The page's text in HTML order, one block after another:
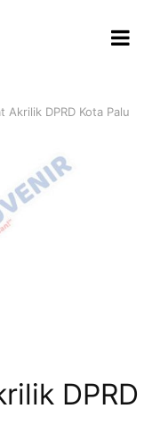
Akrilik DPRD Kota Palu
DPRD